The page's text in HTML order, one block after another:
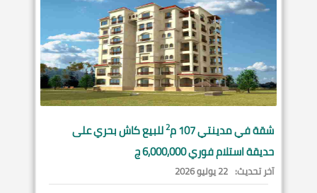
شقة فيمدينتي 2للبيع كاش بحري على
حديقة استلام فوري 6,000,000 ج
آخر تحديث: 22 يوليو 2026